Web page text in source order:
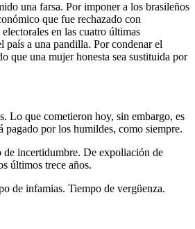
una farsa. Por imponer a los brasileños
que fue rechazado con
en las cuatro últimas
país a una pandilla. Por condenar el
que una mujer honesta sea sustituida por
Lo que cometieron hoy, sin embargo, es
pagado por los humildes, como siempre.
de incertidumbre. De expoliación de
últimos trece años.
de infamias. Tiempo de vergüenza.